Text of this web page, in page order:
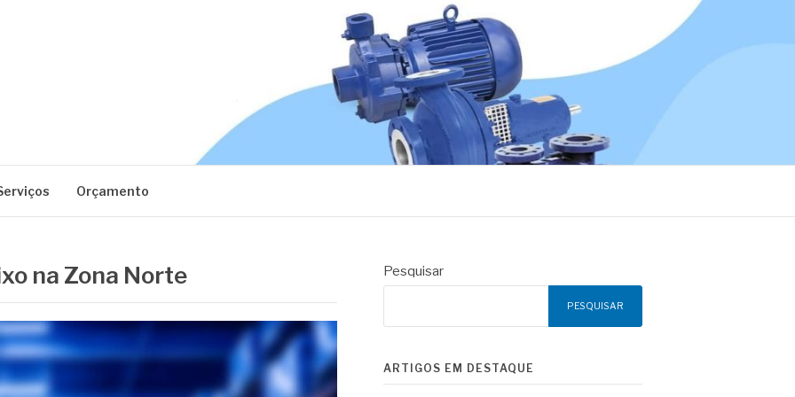
Orçamento
na Zona Norte Pesquisar
PESQUISAR
ARTIGOS EM DESTAQUE